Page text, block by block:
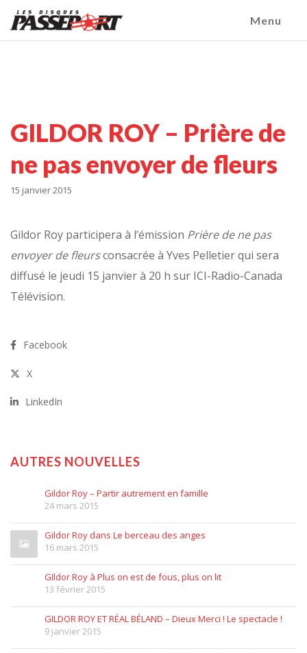
Menu
GILDOR ROY – Prière de
ne pas envoyer de fleurs
15 janvier 2015
Gildor Roy participera à l’émission Prière de ne pas
envoyer de fleursconsacrée à Yves Pelletier qui sera
diffusé le jeudi 15 janvier à 20 h sur ICI-Radio-Canada
Télévision.
Facebook
X
LinkedIn
AUTRES NOUVELLES
Gildor Roy – Partir autrement en famille
24 mars 2015
Gildor Roy dans Le berceau des anges
16 mars 2015
GIldor Roy à Plus on est de fous, plus on lit
13 février 2015
GILDOR ROY ET RÉAL BÉLAND – Dieux Merci ! Le spectacle !
9 janvier 2015